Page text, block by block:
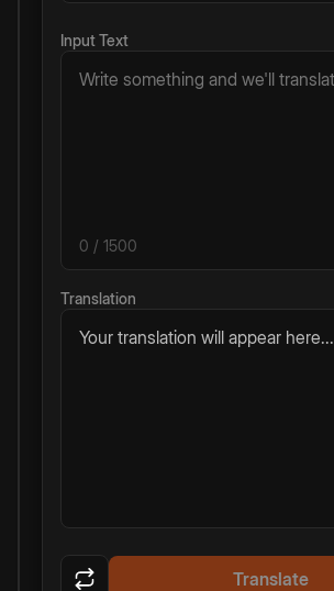
Input Text
0 / 1500
Translation
Your translation will appear here...
Translate